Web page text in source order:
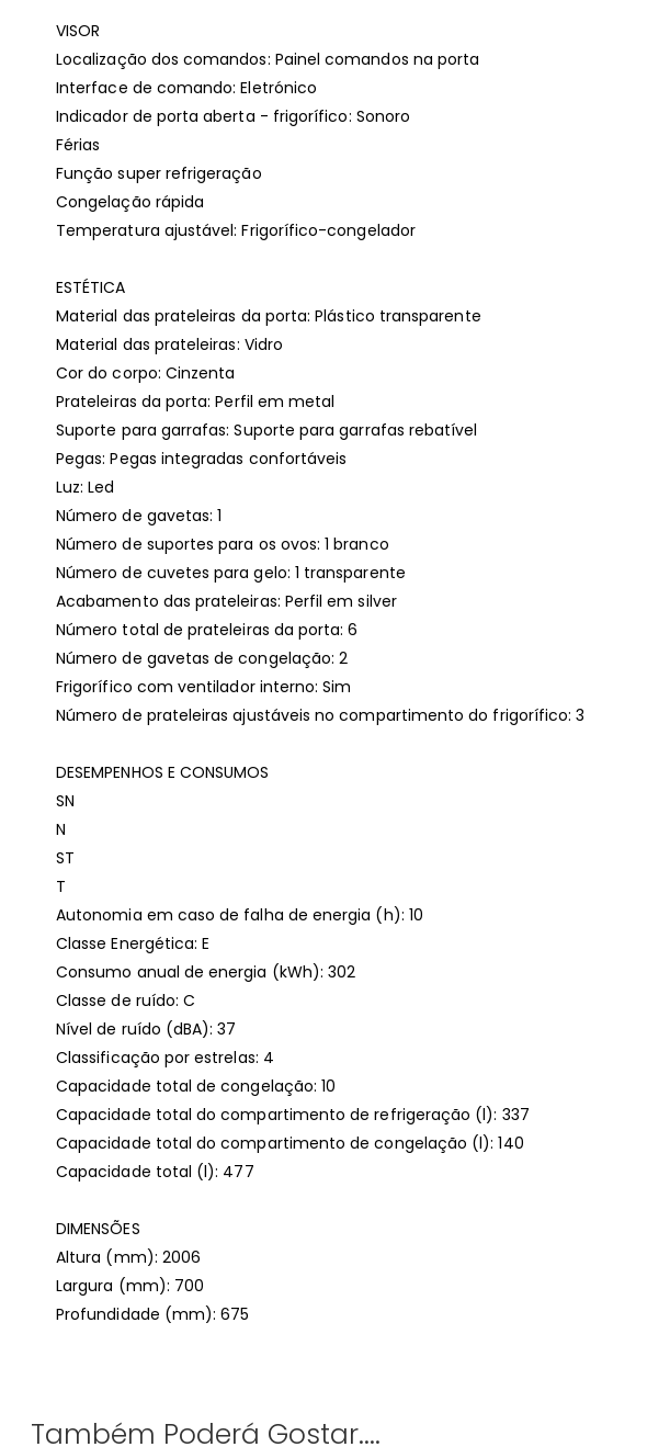
VISOR
Localização dos comandos: Painel comandos na porta
Interface de comando: Eletrónico
Indicador de porta aberta - frigorífico: Sonoro
Férias
Função super refrigeração
Congelação rápida
Temperatura ajustável: Frigorífico-congelador
ESTÉTICA
Material das prateleiras da porta: Plástico transparente
Material das prateleiras: Vidro
Cor do corpo: Cinzenta
Prateleiras da porta: Perfil em metal
Suporte para garrafas: Suporte para garrafas rebatível
Pegas: Pegas integradas confortáveis
Luz: Led
Número de gavetas: 1
Número de suportes para os ovos: 1 branco
Número de cuvetes para gelo: 1 transparente
Acabamento das prateleiras: Perfil em silver
Número total de prateleiras da porta: 6
Número de gavetas de congelação: 2
Frigorífico com ventilador interno: Sim
Número de prateleiras ajustáveis no compartimento do frigorífico: 3
DESEMPENHOS E CONSUMOS
SN
N
ST
T
Autonomia em caso de falha de energia (h): 10
Classe Energética: E
Consumo anual de energia (kWh): 302
Classe de ruído: C
Nível de ruído (dBA): 37
Classificação por estrelas: 4
Capacidade total de congelação: 10
Capacidade total do compartimento de refrigeração (l): 337
Capacidade total do compartimento de congelação (l): 140
Capacidade total (l): 477
DIMENSÕES
Altura (mm): 2006
Largura (mm): 700
Profundidade (mm): 675
Também Poderá Gostar....